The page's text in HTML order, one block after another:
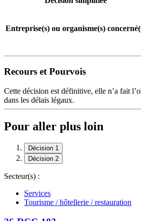
Entreprise(s) ou organisme(s)
Recours et Pourvois
Cette décision est définitive, elle n’a fait
dans les délais légaux.
Pour aller plus loin
Décision 1
Décision 2
Secteur(s) :
Services
Tourisme / hôtellerie / restauration